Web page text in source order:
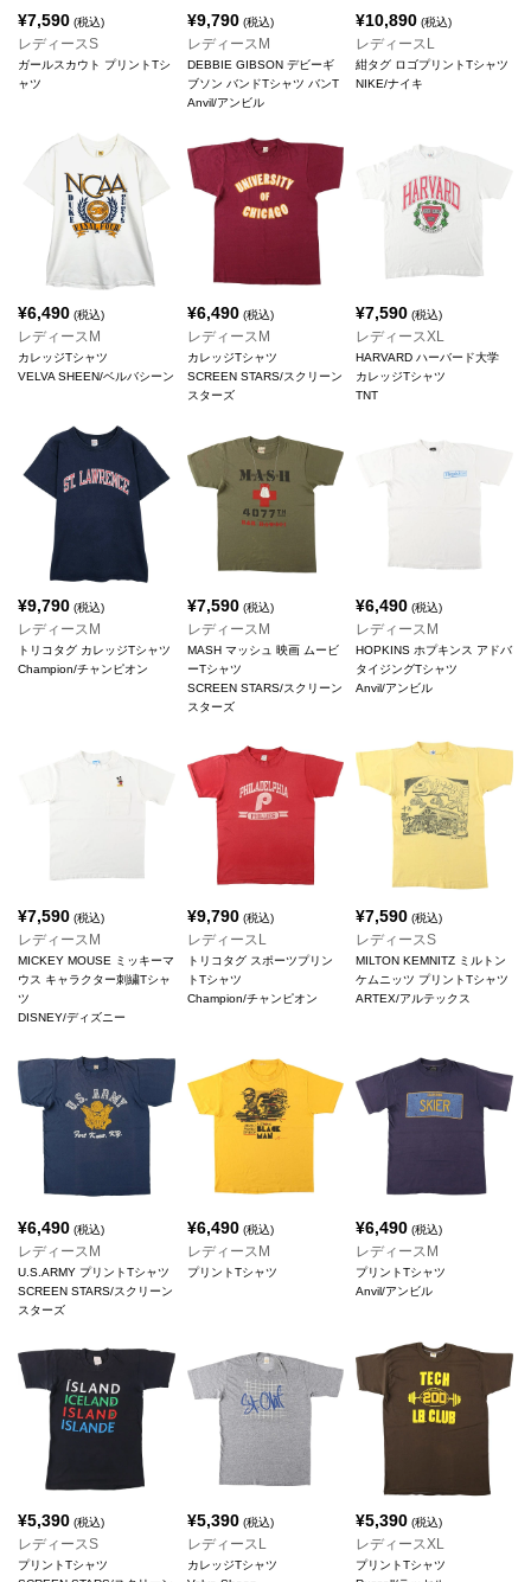
¥7,590 (税込)
レディースS
ガールスカウト プリントTシ
ャツ
¥9,790(税込)
レディースM
DEBBIE GIBSON デビーギ
ブソン バンドTシャツ バンT
Anvil/アンビル
¥10,890 (税込)
レディースL
紺タグ ロゴプリントTシャツ
NIKE/ナイキ
¥6,490 (税込)
レディースM
カレッジTシャツ
VELVA SHEEN/ベルバシーン
¥6,490(税込)
レディースM
カレッジTシャツ
SCREEN STARS/スクリーン
スターズ
¥7,590 (税込)
レディースXL
HARVARD ハーバード大学
カレッジTシャツ
TNT
¥9,790 (税込)
レディースM
トリコタグ カレッジTシャツ
Champion/チャンピオン
¥7,590(税込)
レディースM
MASH マッシュ 映画 ムービ
ーTシャツ
SCREEN STARS/スクリーン
スターズ
¥6,490 (税込)
レディースM
HOPKINS ホプキンス アドバ
タイジングTシャツ
Anvil/アンビル
¥7,590 (税込)
レディースM
MICKEY MOUSE ミッキーマ
ウス キャラクター刺繍Tシャ
ツ
DISNEY/ディズニー
¥9,790(税込)
レディースL
トリコタグ スポーツプリン
トTシャツ
Champion/チャンピオン
¥7,590 (税込)
レディースS
MILTON KEMNITZ ミルトン
ケムニッツ プリントTシャツ
ARTEX/アルテックス
¥6,490 (税込)
レディースM
U.S.ARMY プリントTシャツ
SCREEN STARS/スクリーン
スターズ
¥6,490(税込)
レディースM
プリントTシャツ
¥6,490 (税込)
レディースM
プリントTシャツ
Anvil/アンビル
¥5,390 (税込)
レディースS
プリントTシャツ
¥5,390(税込)
レディースL
カレッジTシャツ
¥5,390 (税込)
レディースXL
プリントTシャツ